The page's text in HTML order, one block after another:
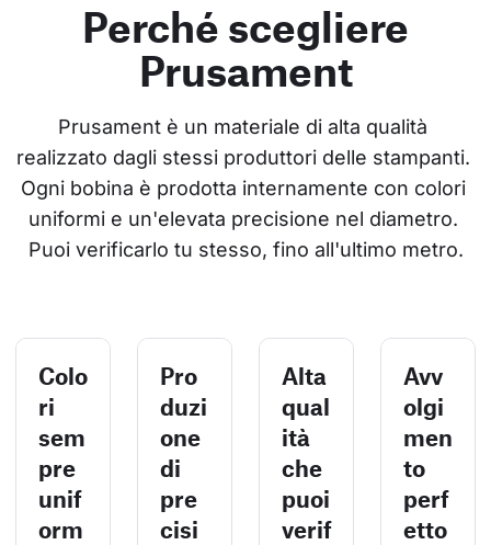
Perché scegliere
Prusament
Prusament è un materiale di alta qualità
realizzato dagli stessi produttori delle stampanti.
Ogni bobina è prodotta internamente con colori
uniformi e un'elevata precisione nel diametro.
Puoi verificarlo tu stesso, fino all'ultimo metro.
Colo
ri
sem
pre
unif
orm
Pro
duzi
one
di
pre
cisi
Alta
qual
ità
che
puoi
verif
Avv
olgi
men
to
perf
etto